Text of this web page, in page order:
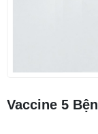
Vaccine 5